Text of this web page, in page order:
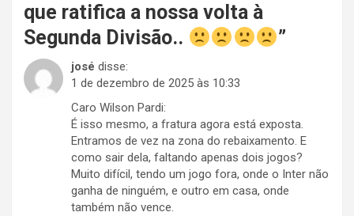
que ratifica a nossa volta à
Segunda Divisão..
”
josé disse:
1 de dezembro de 2025 às 10:33
Caro Wilson Pardi:
É isso mesmo, a fratura agora está exposta.
Entramos de vez na zona do rebaixamento. E
como sair dela, faltando apenas dois jogos?
Muito difícil, tendo um jogo fora, onde o Inter não
ganha de ninguém, e outro em casa, onde
também não vence.